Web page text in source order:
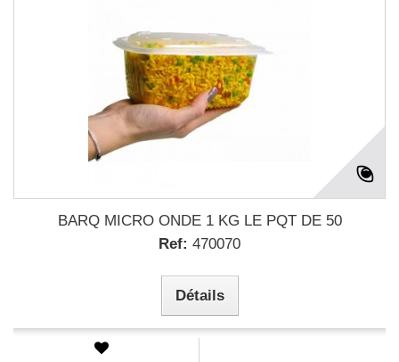
BARQ MICRO ONDE 1 KG LE PQT DE 50
Ref: 470070
Détails